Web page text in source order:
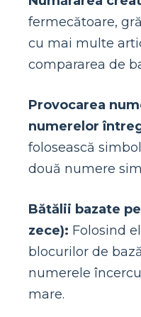
fermecătoare,
cu mai multe
compararea de
Provocarea
numerelor
folosească
două numere
Bătălii bazate
zece): Folosind
blocurilor de
numerele
mare.